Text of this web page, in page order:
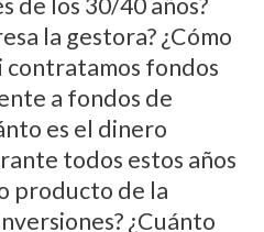
de los 30/40 años?
la gestora? ¿Cómo
contratamos fondos
a fondos de
es el dinero
todos estos años
producto de la
¿Cuánto